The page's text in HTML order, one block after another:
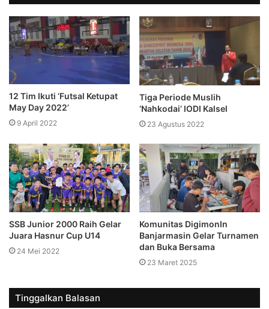
12 Tim Ikuti ‘Futsal Ketupat
May Day 2022’
9 April 2022
Tiga Periode Muslih
‘Nahkodai’ IODI Kalsel
23 Agustus 2022
SSB Junior 2000 Raih Gelar
Juara Hasnur Cup U14
24 Mei 2022
Komunitas DigimonIn
Banjarmasin Gelar Turnamen
dan Buka Bersama
23 Maret 2025
Tinggalkan Balasan